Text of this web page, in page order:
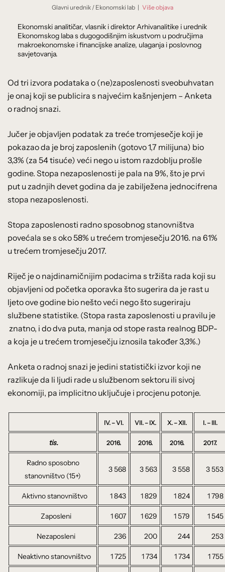
Glavni urednik / Ekonomski lab | Više objava
Ekonomski analitičar, vlasnik i direktor Arhivanalitike i urednik
Ekonomskog laba s dugogodišnjim iskustvom u područjima
makroekonomske i financijske analize, ulaganja i poslovnog
savjetovanja.
Od tri izvora podataka o (ne)zaposlenosti sveobuhvatan
je onaj koji se publicira s najvećim kašnjenjem – Anketa
o radnoj snazi.
Jučer je objavljen podatak za treće tromjesečje koji je
pokazao da je broj zaposlenih (gotovo 1,7 milijuna) bio
3,3% (za 54 tisuće) veći nego u istom razdoblju prošle
godine. Stopa nezaposlenosti je pala na 9%, što je prvi
put u zadnjih devet godina da je zabilježena jednocifrena
stopa nezaposlenosti.
Stopa zaposlenosti radno sposobnog stanovništva
povećala se s oko 58% u trećem tromjesečju 2016. na 61%
u trećem tromjesečju 2017.
Riječ je o najdinamičnijim podacima s tržišta rada koji su
objavljeni od početka oporavka što sugerira da je rast u
ljeto ove godine bio nešto veći nego što sugeriraju
službene statistike. (Stopa rasta zaposlenosti u pravilu je
znatno, i do dva puta, manja od stope rasta realnog BDP-
a koja je u trećem tromjesečju iznosila također 3,3%.)
Anketa o radnoj snazi je jedini statistički izvor koji ne
razlikuje da li ljudi rade u službenom sektoru ili sivoj
ekonomiji, pa implicitno uključuje i procjenu potonje.
IV. – VI. VII. – IX. X. – XII. I. – III.
tis. 2016. 2016. 2016. 2017.
Radno sposobno
stanovništvo (15+)
3 568 3 563 3 558 3 553
Aktivno stanovništvo 1 843 1 829 1 824 1 798
Zaposleni 1 607 1 629 1 579 1 545
Nezaposleni 236 200 244 253
Neaktivno stanovništvo 1 725 1 734 1 734 1 755